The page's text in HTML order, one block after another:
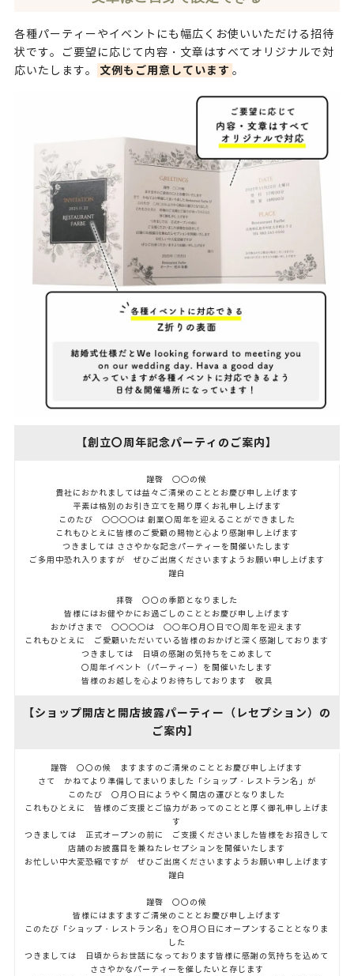
各種パーティーやイベントにも幅広くお使いいただける招待
状です。ご要望に応じて内容・文章はすべてオリジナルで対
応いたします。
文例もご用意しています 。
【創立〇周年記念パーティのご案内】
謹啓 ○○の候
貴社におかれましては益々ご清栄のこととお慶び申し上げます
平素は格別のお引き立てを賜り厚くお礼申し上げます
このたび ○○○○は 創業〇周年を迎えることができました
これもひとえに皆様のご愛顧の賜物と心より感謝申し上げます
つきましては ささやかな記念パーティーを開催いたします
ご多用中恐れ入りますが ぜひご出席くださいますようお願い申し上げます
謹白
拝啓 〇〇の季節となりました
皆様にはお健やかにお過ごしのこととお慶び申し上げます
おかげさまで ○○○○は ○○年〇月〇日で〇周年を迎えます
これもひとえに ご愛顧いただいている皆様のおかげと深く感謝しております
つきましては 日頃の感謝の気持ちをこめまして
〇周年イベント（パーティー）を開催いたします
皆様のお越しを心よりお待ちしております 敬具
【ショップ開店と開店披露パーティー（レセプション）の
ご案内】
謹啓 〇〇の候 ますますのご清栄のこととお慶び申し上げます
さて かねてより準備してまいりました「ショップ・レストラン名」が
このたび 〇月〇日にようやく開店の運びとなりました
これもひとえに 皆様のご支援とご協力があってのことと厚く御礼申し上げま
す
つきましては 正式オープンの前に ご支援くださいました皆様をお招きして
店舗のお披露目を兼ねたレセプションを開催いたします
お忙しい中大変恐縮ですが ぜひご出席くださいますようお願い申し上げます
謹白
謹啓 〇〇の候
皆様にはますますご清栄のこととお慶び申し上げます
このたび「ショップ・レストラン名」を〇月〇日にオープンすることとなりま
した
つきましては 日頃からお世話になっております皆様に感謝の気持ちを込めて
ささやかなパーティーを催したいと存じます